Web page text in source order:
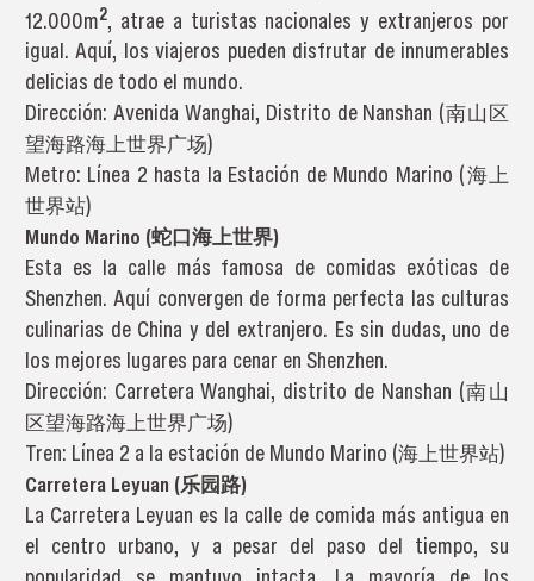
12.000m2, atrae a turistas nacionales y extranjeros por
igual. Aquí, los viajeros pueden disfrutar de innumerables
delicias de todo el mundo.
Dirección: Avenida Wanghai, Distrito de Nanshan (南山区
望海路海上世界广场)
Metro: Línea 2 hasta la Estación de Mundo Marino (海上
世界站)
Mundo Marino (蛇口海上世界)
Esta es la calle más famosa de comidas exóticas de
Shenzhen. Aquí convergen de forma perfecta las culturas
culinarias de China y del extranjero. Es sin dudas, uno de
los mejores lugares para cenar en Shenzhen.
Dirección: Carretera Wanghai, distrito de Nanshan (南山
区望海路海上世界广场)
Tren: Línea 2 a la estación de Mundo Marino (海上世界站)
Carretera Leyuan (乐园路)
La Carretera Leyuan es la calle de comida más antigua en
el centro urbano, y a pesar del paso del tiempo, su